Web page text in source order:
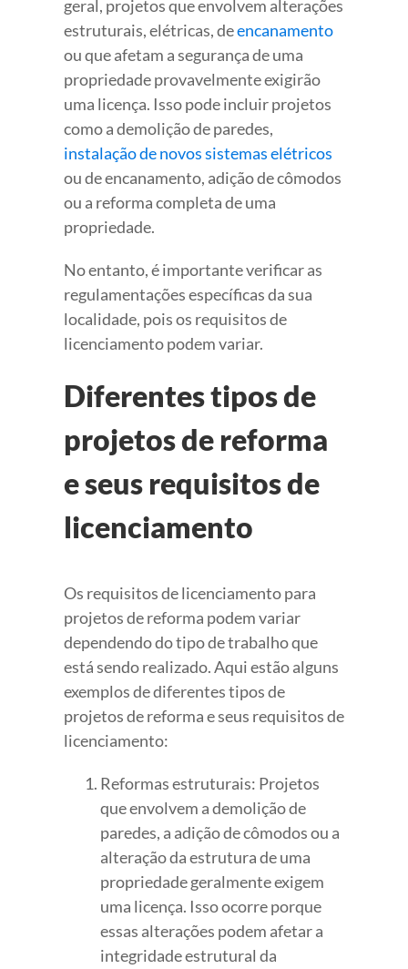
geral, projetos que envolvem alterações
estruturais, elétricas, deencanamento
ou que afetam a segurança de uma
propriedade provavelmente exigirão
uma licença. Isso pode incluir projetos
como a demolição de paredes,
instalação de novos sistemas elétricos
ou de encanamento, adição de cômodos
ou a reforma completa de uma
propriedade.
No entanto, é importante verificar as
regulamentações específicas da sua
localidade, pois os requisitos de
licenciamento podem variar.
Diferentes tipos de
projetos de reforma
e seus requisitos de
licenciamento
Os requisitos de licenciamento para
projetos de reforma podem variar
dependendo do tipo de trabalho que
está sendo realizado. Aqui estão alguns
exemplos de diferentes tipos de
projetos de reforma e seus requisitos de
licenciamento:
Reformas estruturais: Projetos
que envolvem a demolição de
paredes, a adição de cômodos ou a
alteração da estrutura de uma
propriedade geralmente exigem
uma licença. Isso ocorre porque
essas alterações podem afetar a
integridade estrutural da